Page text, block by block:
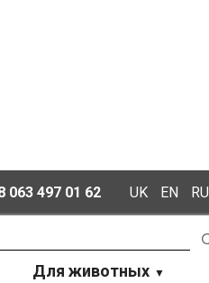
063 497 01 62 UK EN RU
Для животных